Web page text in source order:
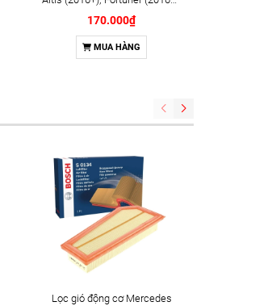
Hilux (2016+); Camry (2018+);
Lexus RX450HL (2017+);
ES300h (2018+); RX300
(2017+) chính hãng Denso
170.000₫
MUA HÀNG
Lọc gió động cơ Mercedes